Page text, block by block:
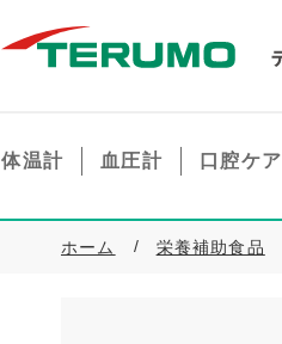
体温計 血圧計 口腔ケア
ホーム 栄養補助食品